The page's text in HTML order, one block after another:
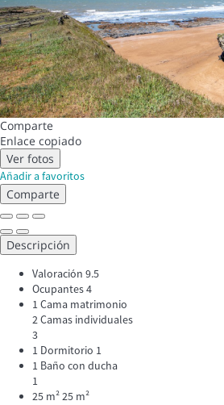
Comparte
Enlace copiado
Ver fotos
Añadir a favoritos
Comparte
Descripción
Valoración 9.5
Ocupantes4
1 Cama matrimonio
2 Camas individuales
3
1 Dormitorio 1
1 Baño con ducha
1
25 m²25 m²